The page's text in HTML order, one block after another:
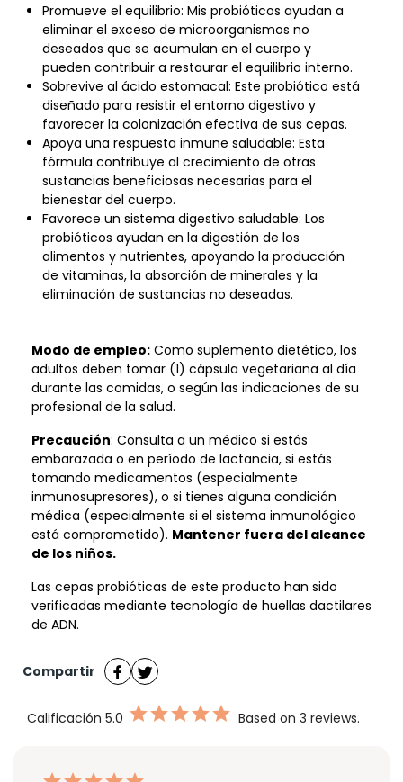
Promueve el equilibrio: Mis probióticos ayudan a
eliminar el exceso de microorganismos no
deseados que se acumulan en el cuerpo y
pueden contribuir a restaurar el equilibrio interno.
Sobrevive al ácido estomacal: Este probiótico está
diseñado para resistir el entorno digestivo y
favorecer la colonización efectiva de sus cepas.
Apoya una respuesta inmune saludable: Esta
fórmula contribuye al crecimiento de otras
sustancias beneficiosas necesarias para el
bienestar del cuerpo.
Favorece un sistema digestivo saludable: Los
probióticos ayudan en la digestión de los
alimentos y nutrientes, apoyando la producción
de vitaminas, la absorción de minerales y la
eliminación de sustancias no deseadas.
Modo de empleo: Como suplemento dietético, los
adultos deben tomar (1) cápsula vegetariana al día
durante las comidas, o según las indicaciones de su
profesional de la salud.
Precaución: Consulta a un médico si estás
embarazada o en período de lactancia, si estás
tomando medicamentos (especialmente
inmunosupresores), o si tienes alguna condición
médica (especialmente si el sistema inmunológico
está comprometido). Mantener fuera del alcance
de los niños.
Las cepas probióticas de este producto han sido
verificadas mediante tecnología de huellas dactilares
de ADN.
Compartir
Calificación 5.0 Based on 3 reviews.